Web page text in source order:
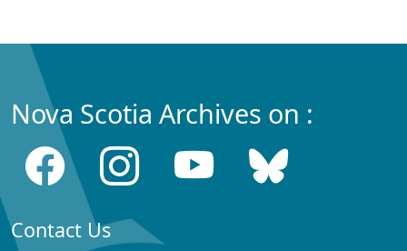
Nova Scotia Archives on :
Contact Us